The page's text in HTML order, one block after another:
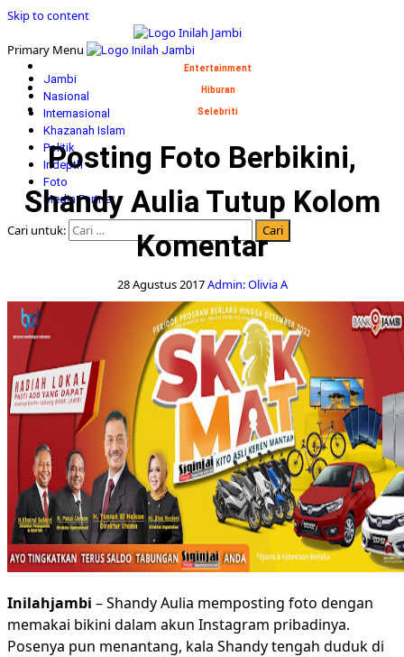
Skip to content
Primary Menu
Jambi
Nasional
Internasional
Khazanah Islam
Politik
Indepth
Foto
Media Partner
Cari untuk:
Entertainment
Hiburan
Selebriti
Posting Foto Berbikini,
Shandy Aulia Tutup Kolom
Komentar
28 Agustus 2017Admin: Olivia A
Inilahjambi – Shandy Aulia memposting foto dengan
memakai bikini dalam akun Instagram pribadinya.
Posenya pun menantang, kala Shandy tengah duduk di